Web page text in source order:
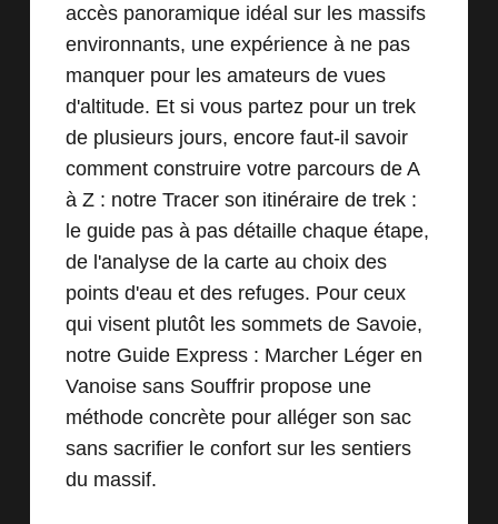
accès panoramique idéal sur les massifs
environnants, une expérience à ne pas
manquer pour les amateurs de vues
d'altitude. Et si vous partez pour un trek
de plusieurs jours, encore faut-il savoir
comment construire votre parcours de A
à Z : notre Tracer son itinéraire de trek :
le guide pas à pas détaille chaque étape,
de l'analyse de la carte au choix des
points d'eau et des refuges. Pour ceux
qui visent plutôt les sommets de Savoie,
notre Guide Express : Marcher Léger en
Vanoise sans Souffrir propose une
méthode concrète pour alléger son sac
sans sacrifier le confort sur les sentiers
du massif.